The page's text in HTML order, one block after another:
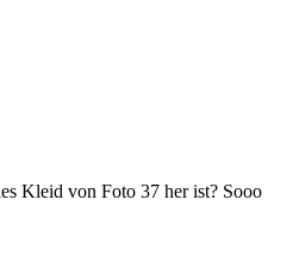
Kleid von Foto 37 her ist? Sooo